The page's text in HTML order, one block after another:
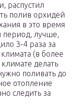
распустил
полив орхидей
в это время
период, лучше,
3-4 раза за
(в более
делать
поливать до
отопление
следить за